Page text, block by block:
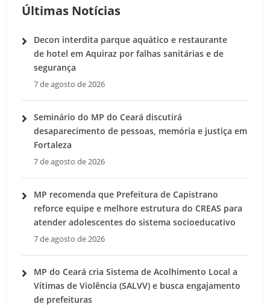
Últimas Notícias
Decon interdita parque aquático e restaurante
de hotel em Aquiraz por falhas sanitárias e de
segurança
7 de agosto de 2026
Seminário do MP do Ceará discutirá
desaparecimento de pessoas, memória e justiça em
Fortaleza
7 de agosto de 2026
MP recomenda que Prefeitura de Capistrano
reforce equipe e melhore estrutura do CREAS para
atender adolescentes do sistema socioeducativo
7 de agosto de 2026
MP do Ceará cria Sistema de Acolhimento Local a
Vítimas de Violência (SALVV) e busca engajamento
de prefeituras